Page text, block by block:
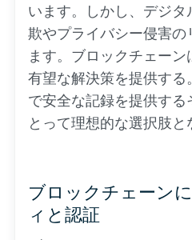
います。しかし、デジ
欺やプライバシー侵害
ます。ブロックチェー
有望な解決策を提供す
で安全な記録を提供す
とって理想的な選択肢と
ブロックチェーン
ィと認証